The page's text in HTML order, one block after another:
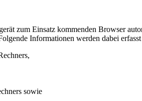
zum Einsatz kommenden Browser
Informationen werden dabei
sowie